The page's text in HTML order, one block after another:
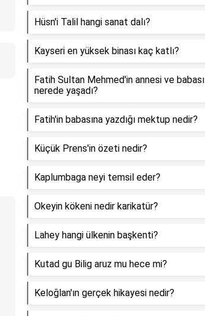
Hüsn'i Talil hangi sanat dalı?
Kayseri en yüksek binası kaç katlı?
Fatih Sultan Mehmed'in annesi ve babası
nerede yaşadı?
Fatih'in babasına yazdığı mektup nedir?
Küçük Prens'in özeti nedir?
Kaplumbaga neyi temsil eder?
Okeyin kökeni nedir karikatür?
Lahey hangi ülkenin başkenti?
Kutad gu Bilig aruz mu hece mi?
Keloğlan'ın gerçek hikayesi nedir?